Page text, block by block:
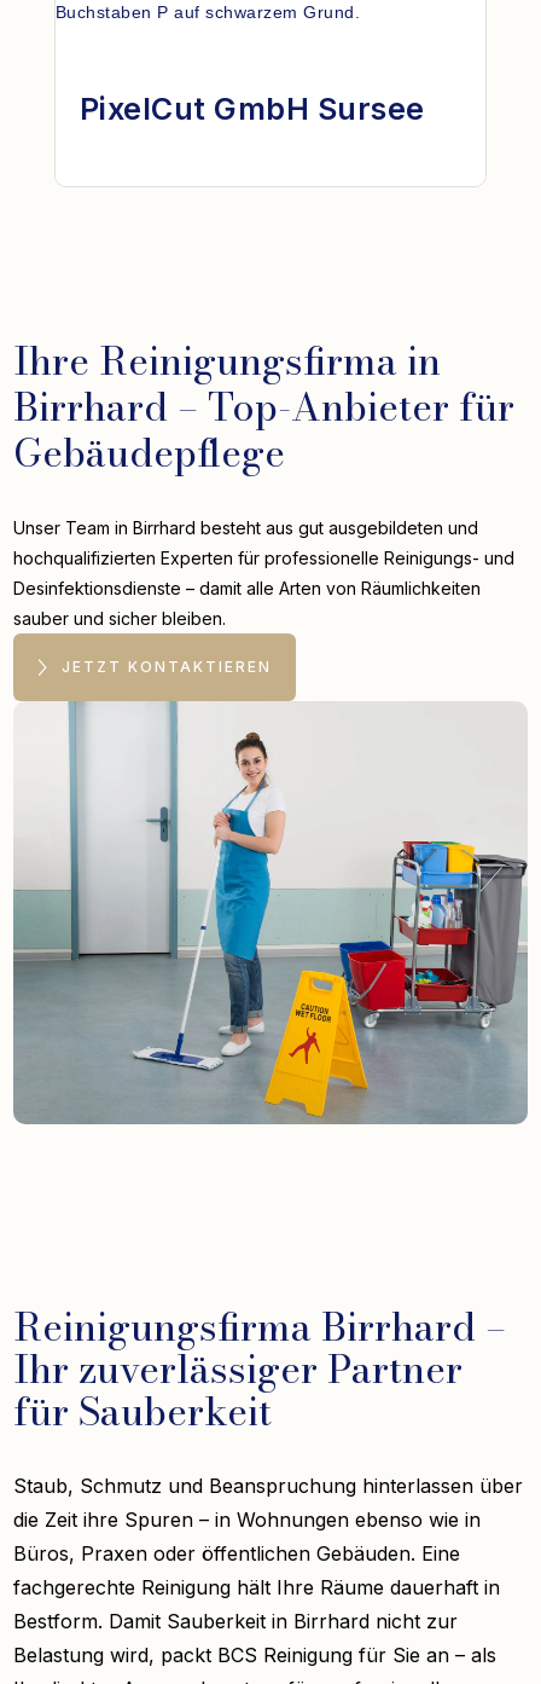
PixelCut GmbH Sursee
Ihre Reinigungsfirma in
Birrhard – Top-Anbieter für
Gebäudepflege
Unser Team in Birrhard besteht aus gut ausgebildeten und
hochqualifizierten Experten für professionelle Reinigungs- und
Desinfektionsdienste – damit alle Arten von Räumlichkeiten
sauber und sicher bleiben.
JETZT KONTAKTIEREN
Reinigungsfirma Birrhard –
Ihr zuverlässiger Partner
für Sauberkeit
Staub, Schmutz und Beanspruchung hinterlassen über
die Zeit ihre Spuren – in Wohnungen ebenso wie in
Büros, Praxen oder öffentlichen Gebäuden. Eine
fachgerechte Reinigung hält Ihre Räume dauerhaft in
Bestform. Damit Sauberkeit in Birrhard nicht zur
Belastung wird, packt BCS Reinigung für Sie an – als